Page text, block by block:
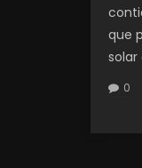
que
solar
0